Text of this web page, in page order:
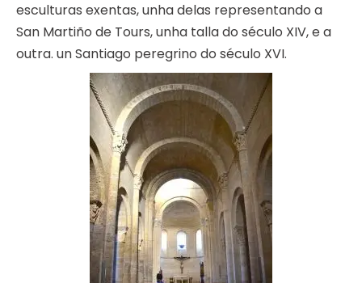
esculturas exentas, unha delas representando a
San Martiño de Tours, unha talla do século XIV, e a
outra. un Santiago peregrino do século XVI.